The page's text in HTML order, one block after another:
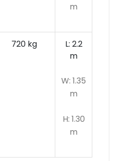
m
720 kg
L: 2.2
m
W: 1.35
m
H: 1.30
m